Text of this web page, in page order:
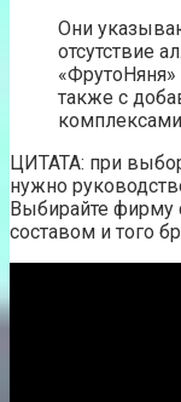
Они
отсутствие
«ФрутоНяня»
также с
ЦИТАТА: при
нужно
Выбирайте фирму
составом и того